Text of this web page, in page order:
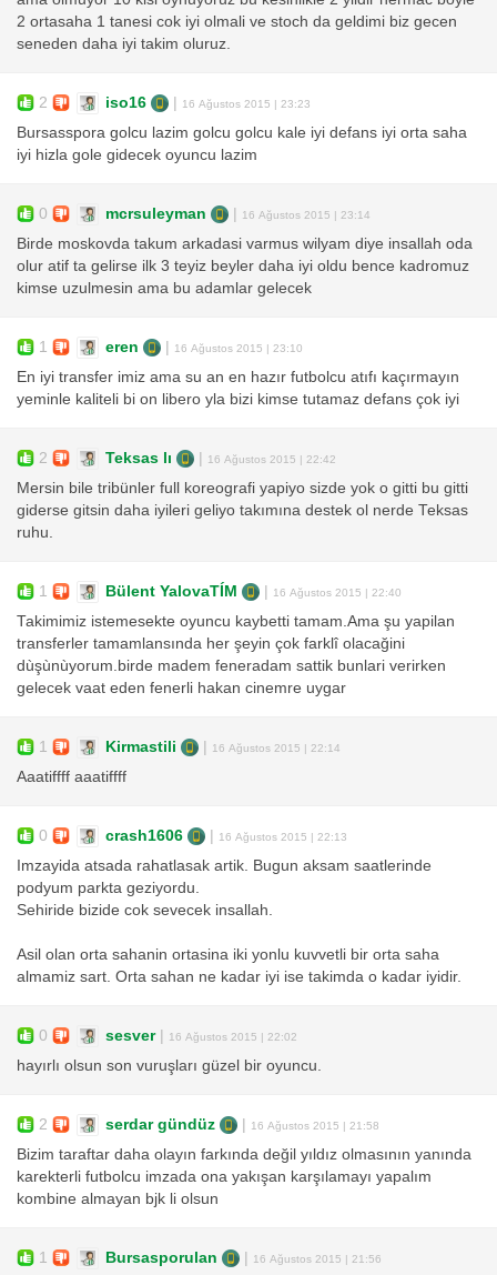
2 ortasaha 1 tanesi cok iyi olmali ve stoch da geldimi biz gecen
seneden daha iyi takim oluruz.
2 iso16 | 16 Ağustos 2015 | 23:23
Bursasspora golcu lazim golcu golcu kale iyi defans iyi orta saha
iyi hizla gole gidecek oyuncu lazim
0 mcrsuleyman | 16 Ağustos 2015 | 23:14
Birde moskovda takum arkadasi varmus wilyam diye insallah oda
olur atif ta gelirse ilk 3 teyiz beyler daha iyi oldu bence kadromuz
kimse uzulmesin ama bu adamlar gelecek
1 eren | 16 Ağustos 2015 | 23:10
En iyi transfer imiz ama su an en hazır futbolcu atıfı kaçırmayın
yeminle kaliteli bi on libero yla bizi kimse tutamaz defans çok iyi
2 Teksas lı | 16 Ağustos 2015 | 22:42
Mersin bile tribünler full koreografi yapiyo sizde yok o gitti bu gitti
giderse gitsin daha iyileri geliyo takımına destek ol nerde Teksas
ruhu.
1 Bülent YalovaTÍM | 16 Ağustos 2015 | 22:40
Takimimiz istemesekte oyuncu kaybetti tamam.Ama şu yapilan
transferler tamamlansında her şeyin çok farklî olacağini
dùşùnùyorum.birde madem feneradam sattik bunlari verirken
gelecek vaat eden fenerli hakan cinemre uygar
1 Kirmastili | 16 Ağustos 2015 | 22:14
Aaatiffff aaatiffff
0 crash1606 | 16 Ağustos 2015 | 22:13
Imzayida atsada rahatlasak artik. Bugun aksam saatlerinde
podyum parkta geziyordu.
Sehiride bizide cok sevecek insallah.
Asil olan orta sahanin ortasina iki yonlu kuvvetli bir orta saha
almamiz sart. Orta sahan ne kadar iyi ise takimda o kadar iyidir.
0 sesver| 16 Ağustos 2015 | 22:02
hayırlı olsun son vuruşları güzel bir oyuncu.
2 serdar gündüz | 16 Ağustos 2015 | 21:58
Bizim taraftar daha olayın farkında değil yıldız olmasının yanında
karekterli futbolcu imzada ona yakışan karşılamayı yapalım
kombine almayan bjk li olsun
1 Bursasporulan | 16 Ağustos 2015 | 21:56